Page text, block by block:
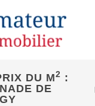
DU M2 :
DE